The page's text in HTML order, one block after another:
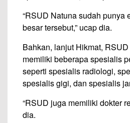
“RSUD Natuna sudah punya
besar tersebut,” ucap dia.
Bahkan, lanjut Hikmat,
memiliki beberapa spesialis
seperti spesialis radiologi,
spesialis gigi, dan spesialis
“RSUD juga memiliki dokter
dia.